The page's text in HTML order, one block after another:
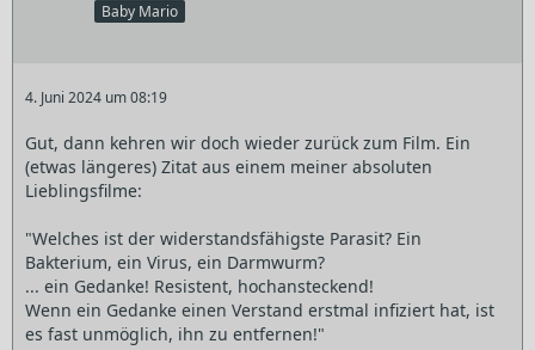
Baby Mario
4. Juni 2024 um 08:19
Gut, dann kehren wir doch wieder zurück zum Film. Ein
(etwas längeres) Zitat aus einem meiner absoluten
Lieblingsfilme:
"Welches ist der widerstandsfähigste Parasit? Ein
Bakterium, ein Virus, ein Darmwurm?
... ein Gedanke! Resistent, hochansteckend!
Wenn ein Gedanke einen Verstand erstmal infiziert hat, ist
es fast unmöglich, ihn zu entfernen!"